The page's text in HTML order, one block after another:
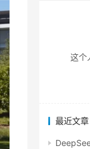
这个
最近文章